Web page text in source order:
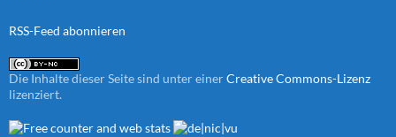
RSS-Feed abonnieren
Die Inhalte dieser Seite sind unter einerCreative Commons-Lizenz
lizenziert.